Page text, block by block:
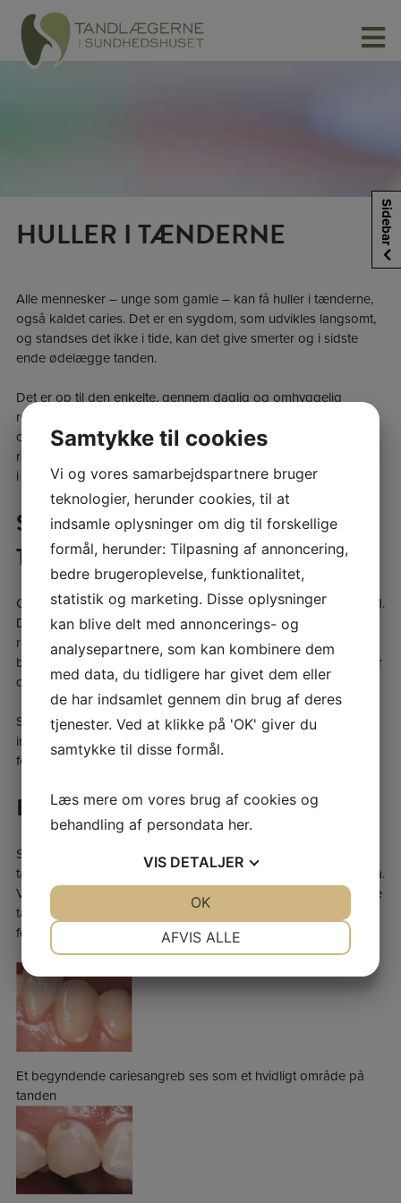
indholdet
HULLER I TÆNDERNE
Alle mennesker – unge som gamle – kan få huller i tænderne,
også kaldet caries. Det er en sygdom, som udvikles langsomt,
og standses det ikke i tide, kan det give smerter og i sidste
ende ødelægge tanden.​
Det er op til den enkelte, gennem daglig og omhyggelig
rengøring af tænderne med fluortandpasta, at forebygge
caries, men vi anbefaler også regelmæssigt eftersyn og
røntgenbilleder hos tandlægen, så vi kan tage eventuelle huller
i opløbet.​
SÅDAN OPSTÅR HULLER I
TÆNDERNE
Caries opstår, når bakterier og sukker er til stede på samme tid.
Der er altid bakterier i munden, og hvis de ikke fjernes
regelmæssigt bliver de til belægninger. Når sukkeret optages i
belægningen omdanner bakterierne sukkeret til syre. Og det er
denne syre, der forårsager huller i tænderne .​
Så er man ikke omhyggelig med tandbørsten og samtidig
indtager meget sukkerholdig mad og drikke, er der stor risiko
for at få huller i tænderne.​
ER UHELDET UDE
Skulle du alligevel få et hul i en tand, kan vi sørge for den rette
tandbehandling på vores tandklinik i Sundhedshuset Fredericia.​
Vi kan fjerne hullet i tanden, og med en plastfyldning genskabe
tandens struktur, så den både føles og ser ud, som den gjorde
før.​
Et begyndende cariesangreb ses som et hvidligt område på
tanden
Sidebar
Samtykke til cookies
Vi og vores samarbejdspartnere bruger
teknologier, herunder cookies, til at
indsamle oplysninger om dig til forskellige
formål, herunder: Tilpasning af annoncering,
bedre brugeroplevelse, funktionalitet,
statistik og marketing. Disse oplysninger
kan blive delt med annoncerings- og
analysepartnere, som kan kombinere dem
med data, du tidligere har givet dem eller
de har indsamlet gennem din brug af deres
tjenester. Ved at klikke på 'OK' giver du
samtykke til disse formål.
Læs mere om vores brug af cookies og
behandling af persondata her.
VIS DETALJER
MARKETING
AFVIS ALLE
OK